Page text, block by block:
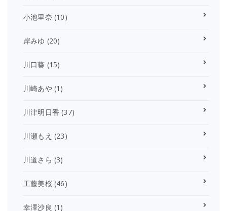
小池里奈 (10)
岸みゆ (20)
川口葵 (15)
川崎あや(1)
川津明日香 (37)
川瀬もえ (23)
川道さら (3)
工藤美桜(46)
幸澤沙良 (1)